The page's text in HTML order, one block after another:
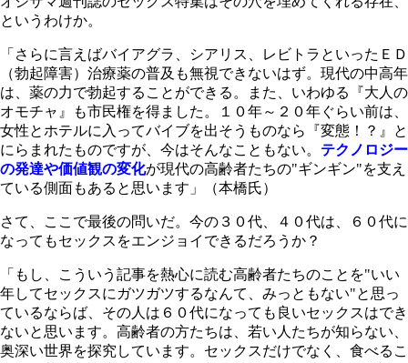
というわけか。
「さらに言えばバイアグラ、シアリス、レビトラといったＥＤ
（勃起障害）治療薬の普及も無視できないはず。現代の中高年
は、薬の力で勃起することができる。また、いわゆる『大人の
オモチャ』も市民権を得ました。１０年～２０年ぐらい前は、
女性とホテルに入ってバイブを出そうものなら『変態！？』と
にらまれたものですが、今はそんなこともない。 テクノロジー
の発達や価値観の変化が現代の高齢者たちの"ギンギン"を支え
ている側面もあると思います」（本橋氏）
さて、ここで最後の問いだ。今の３０代、４０代は、６０代に
なってもセックスをエンジョイできるだろうか？
「もし、こういう記事を熱心に読む高齢者たちのことを"いい
年してセックスにガツガツするなんて、みっともない"と思っ
ているならば、その人は６０代になっても良いセックスはでき
ないと思います。高齢者の方たちは、若い人たちが知らない、
奥深い世界を探究しています。セックスだけでなく、食べるこ